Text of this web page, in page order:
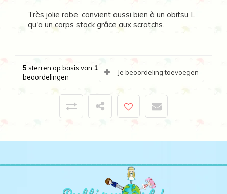
Très jolie robe, convient aussi bien à un obitsu L
qu'a un corps stock grâce aux scratchs.
5 sterren op basis van 1
beoordelingen
Je beoordeling toevoegen